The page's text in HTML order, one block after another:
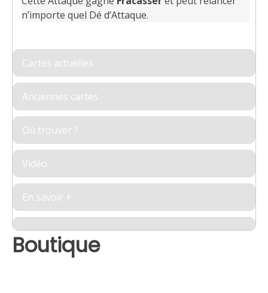
n’importe quel Dé d’Attaque.
Cartes actuelles
Anciennes cartes
Où trouver ?
Vidéo
En savoir +
Boutique